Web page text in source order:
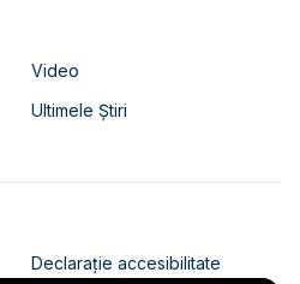
Video
Ultimele Știri
Declarație accesibilitate